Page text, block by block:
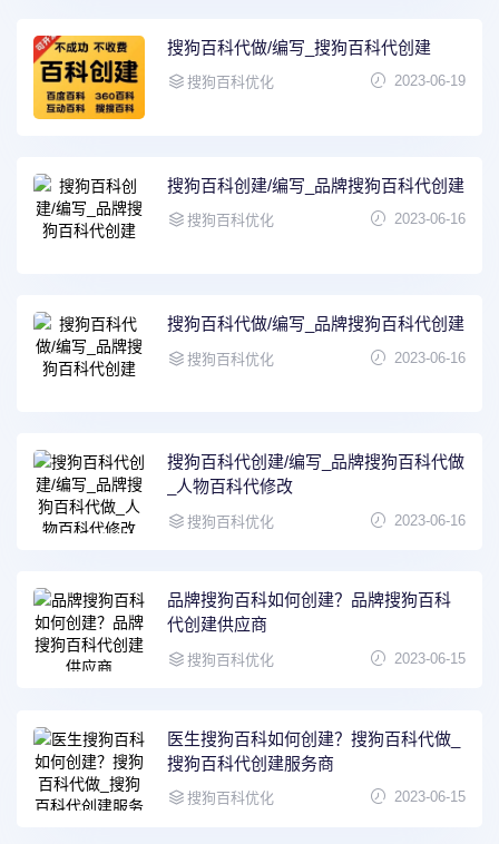
搜狗百科代做/编写_搜狗百科代创建
搜狗百科优化 2023-06-19
搜狗百科创建/编写_品牌搜狗百科代创建
搜狗百科优化 2023-06-16
搜狗百科代做/编写_品牌搜狗百科代创建
搜狗百科优化 2023-06-16
搜狗百科代创建/编写_品牌搜狗百科代做
_人物百科代修改
搜狗百科优化 2023-06-16
品牌搜狗百科如何创建？品牌搜狗百科
代创建供应商
搜狗百科优化 2023-06-15
医生搜狗百科如何创建？搜狗百科代做_
搜狗百科代创建服务商
搜狗百科优化 2023-06-15